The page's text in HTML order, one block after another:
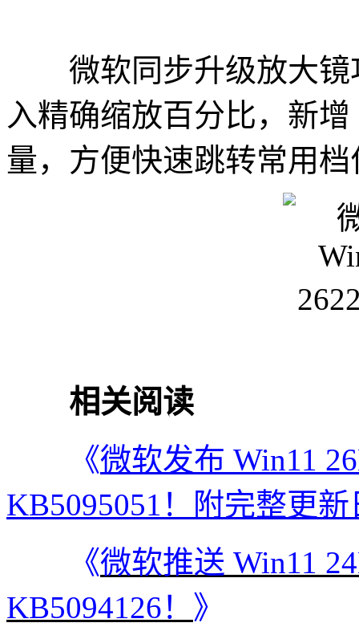
微软同步升级放大镜
入精确缩放百分比，新
量，方便快速跳转常用档
相关阅读
《微软发布 Win11
KB5095051！附完整更新
《微软推送 Win11
KB5094126！ 》